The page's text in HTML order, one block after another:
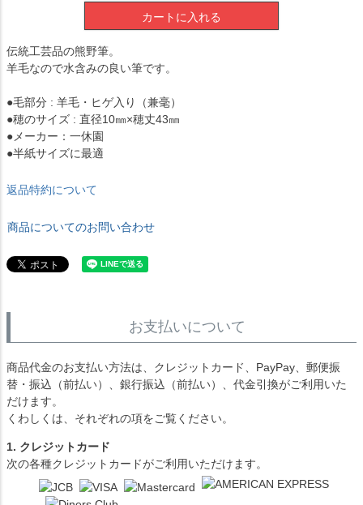
カートに入れる
伝統工芸品の熊野筆。
羊毛なので水含みの良い筆です。
●毛部分 : 羊毛・ヒゲ入り（兼毫）
●穂のサイズ : 直径10㎜×穂丈43㎜
●メーカー：一休園
●半紙サイズに最適
返品特約について
商品についてのお問い合わせ
お支払いについて
商品代金のお支払い方法は、クレジットカード、PayPay、郵便振
替・振込（前払い）、銀行振込（前払い）、代金引換がご利用いた
だけます。
くわしくは、それぞれの項をご覧ください。
1. クレジットカード
次の各種クレジットカードがご利用いただけます。